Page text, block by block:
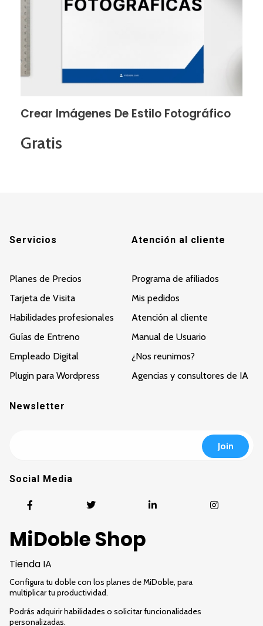
Crear Imágenes De Estilo Fotográfico
Gratis
MiDoble Shop
Tienda IA
Configura tu doble con los planes de MiDoble, para
multiplicar tu productividad.
Podrás adquirir habilidades o solicitar funcionalidades
personalizadas.
Atención al cliente
Programa de afiliados
Mis pedidos
Atención al cliente
Manual de Usuario
¿Nos reunimos?
Agencias y consultores de IA
Servicios
Planes de Precios
Tarjeta de Visita
Habilidades profesionales
Guías de Entreno
Empleado Digital
Plugin para Wordpress
Newsletter
Social Media